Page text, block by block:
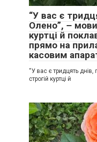
“У вас є
Олено”, –
куртці й
прямо на
касовим
“У вас є тридцять днів,
строгій куртці й